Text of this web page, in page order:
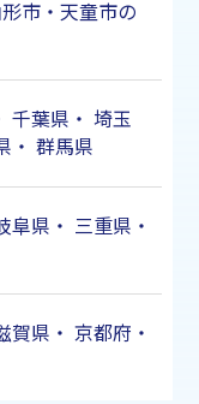
市・天童市の
千葉県 ・ 埼玉
・ 群馬県
阜県 ・ 三重県 ・
賀県 ・ 京都府 ・